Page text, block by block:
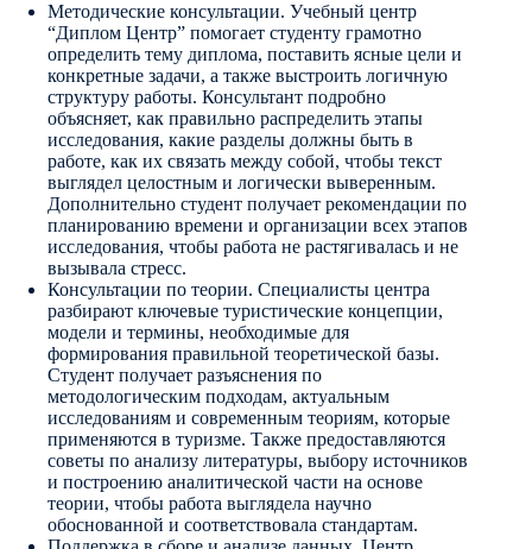
Методические консультации. Учебный центр
“Диплом Центр” помогает студенту грамотно
определить тему диплома, поставить ясные цели и
конкретные задачи, а также выстроить логичную
структуру работы. Консультант подробно
объясняет, как правильно распределить этапы
исследования, какие разделы должны быть в
работе, как их связать между собой, чтобы текст
выглядел целостным и логически выверенным.
Дополнительно студент получает рекомендации по
планированию времени и организации всех этапов
исследования, чтобы работа не растягивалась и не
вызывала стресс.
Консультации по теории. Специалисты центра
разбирают ключевые туристические концепции,
модели и термины, необходимые для
формирования правильной теоретической базы.
Студент получает разъяснения по
методологическим подходам, актуальным
исследованиям и современным теориям, которые
применяются в туризме. Также предоставляются
советы по анализу литературы, выбору источников
и построению аналитической части на основе
теории, чтобы работа выглядела научно
обоснованной и соответствовала стандартам.